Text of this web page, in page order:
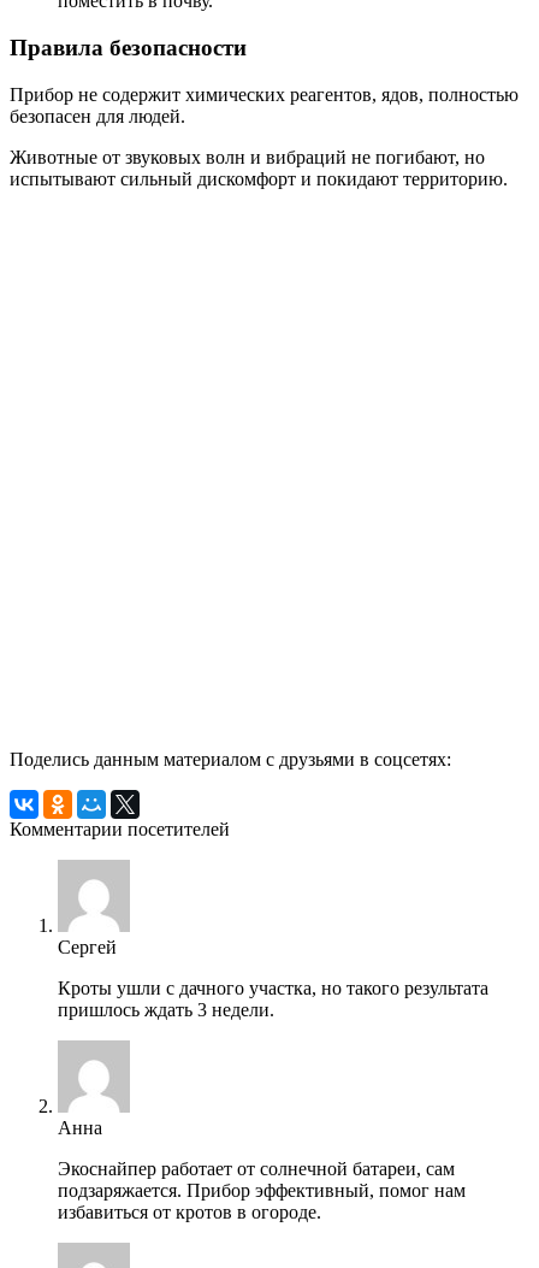
Правила безопасности
Прибор не содержит химических реагентов, ядов, полностью
безопасен для людей.
Животные от звуковых волн и вибраций не погибают, но
испытывают сильный дискомфорт и покидают территорию.
Поделись данным материалом с друзьями в соцсетях:
Комментарии посетителей
Сергей
Кроты ушли с дачного участка, но такого результата
пришлось ждать 3 недели.
Анна
Экоснайпер работает от солнечной батареи, сам
подзаряжается. Прибор эффективный, помог нам
избавиться от кротов в огороде.